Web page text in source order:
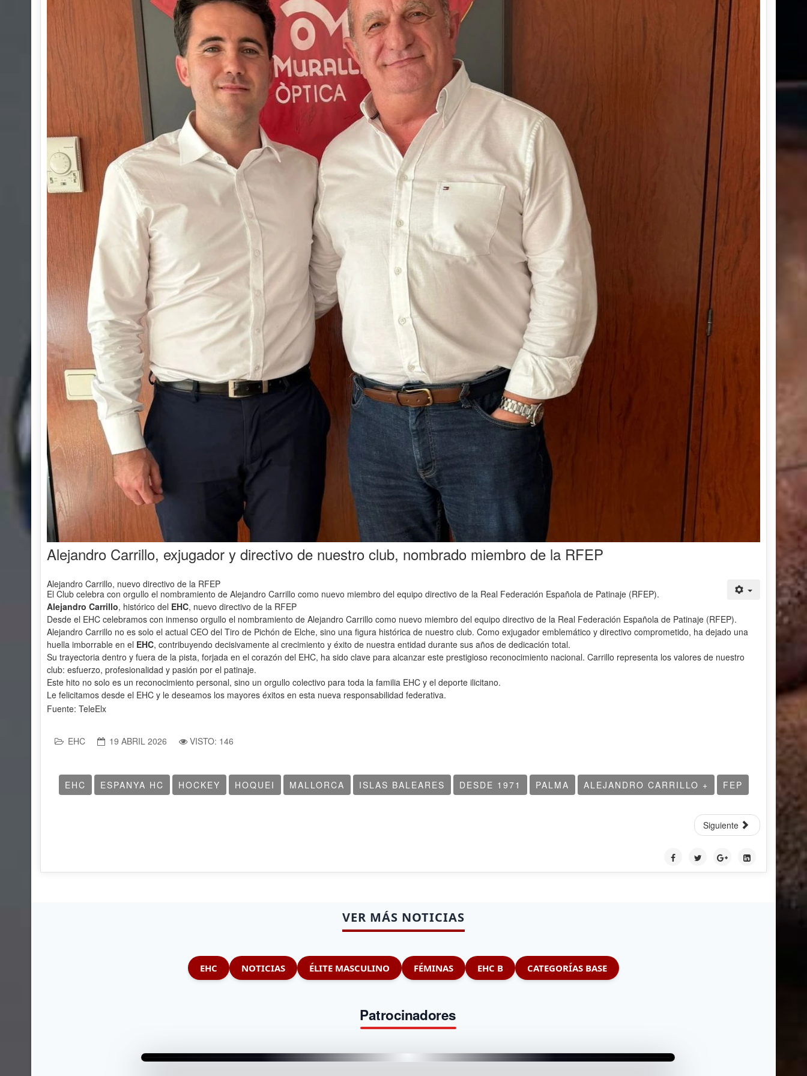
Alejandro Carrillo, exjugador y directivo de nuestro club, nombrado miembro de la RFEP
Alejandro Carrillo, nuevo directivo de la RFEP
El Club celebra con orgullo el nombramiento de Alejandro Carrillo como nuevo miembro del equipo directivo de la Real Federación Española de Patinaje (RFEP).
Alejandro Carrillo, histórico del EHC, nuevo directivo de la RFEP
Desde el EHC celebramos con inmenso orgullo el nombramiento de Alejandro Carrillo como nuevo miembro del equipo directivo de la Real Federación Española de Patinaje (RFEP).
Alejandro Carrillo no es solo el actual CEO del Tiro de Pichón de Elche, sino una figura histórica de nuestro club. Como exjugador emblemático y directivo comprometido, ha dejado una
huella imborrable en el EHC, contribuyendo decisivamente al crecimiento y éxito de nuestra entidad durante sus años de dedicación total.
Su trayectoria dentro y fuera de la pista, forjada en el corazón del EHC, ha sido clave para alcanzar este prestigioso reconocimiento nacional. Carrillo representa los valores de nuestro
club: esfuerzo, profesionalidad y pasión por el patinaje.
Este hito no solo es un reconocimiento personal, sino un orgullo colectivo para toda la familia EHC y el deporte ilicitano.
Le felicitamos desde el EHC y le deseamos los mayores éxitos en esta nueva responsabilidad federativa.
Fuente: TeleElx
EHC 19 ABRIL 2026 VISTO: 146
EHC ESPANYA HC HOCKEY HOQUEI MALLORCA ISLAS BALEARES DESDE 1971 PALMA ALEJANDRO CARRILLO + FEP
Siguiente
VER MÁS NOTICIAS
EHC NOTICIAS ÉLITE MASCULINO FÉMINAS EHC B CATEGORÍAS BASE
Patrocinadores